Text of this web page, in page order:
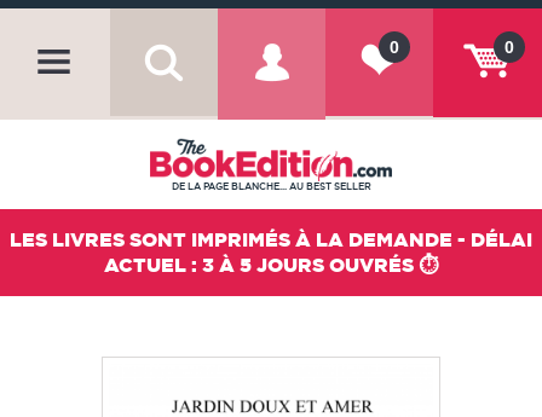
0
0
DE LA PAGE BLANCHE... AU BEST SELLER
LES LIVRES SONT IMPRIMÉS À LA DEMANDE - DÉLAI
ACTUEL : 3 À 5 JOURS OUVRÉS ⏱️